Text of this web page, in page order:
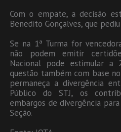
Com o empate, a decisão
Benedito Gonçalves, que
Se na 1ª Turma for
não podem emitir
Nacional pode estimular a
questão também com base
permaneça a divergência
Público do STJ, os
embargos de divergência
Seção.